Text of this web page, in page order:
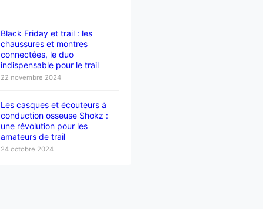
Black Friday et trail : les
chaussures et montres
connectées, le duo
indispensable pour le trail
22 novembre 2024
Les casques et écouteurs à
conduction osseuse Shokz :
une révolution pour les
amateurs de trail
24 octobre 2024